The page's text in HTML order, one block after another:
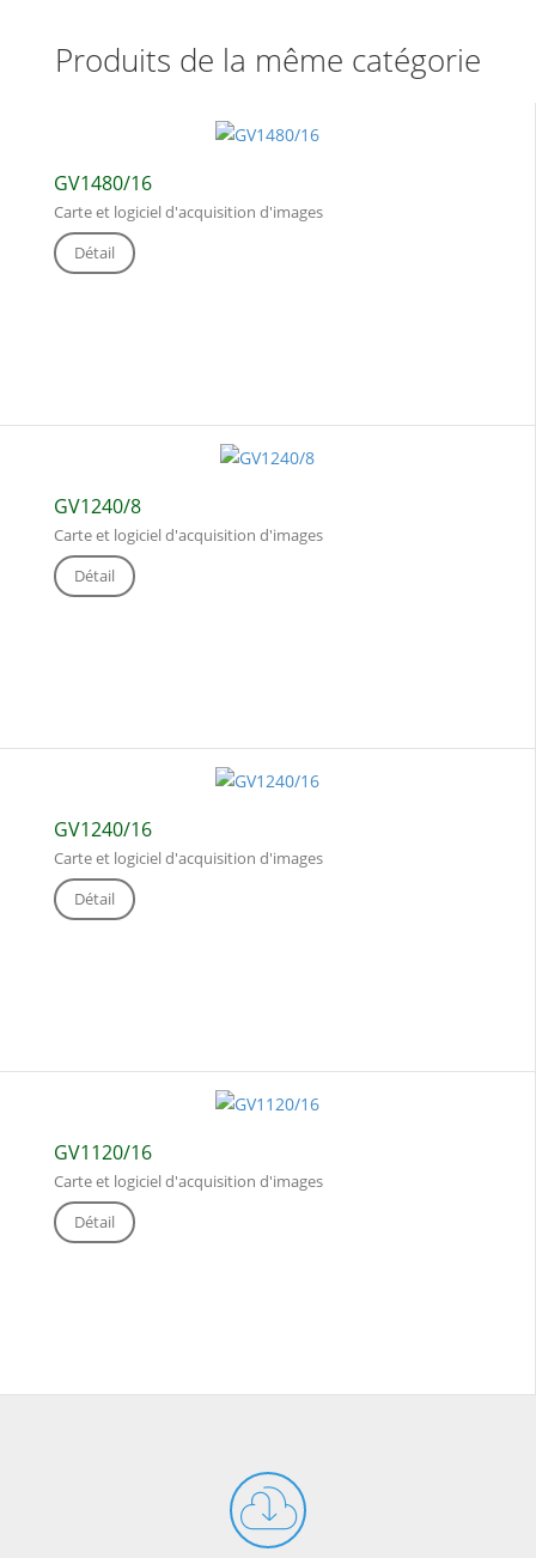
Produits de la même catégorie
GV1480/16
Carte et logiciel d'acquisition d'images
Détail
GV1240/8
Carte et logiciel d'acquisition d'images
Détail
GV1240/16
Carte et logiciel d'acquisition d'images
Détail
GV1120/16
Carte et logiciel d'acquisition d'images
Détail